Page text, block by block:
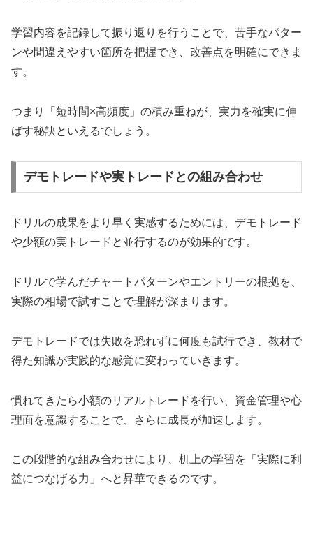
学習内容を記録して振り返りを行うことで、苦手なパター
ンや間違えやすい箇所を把握でき、改善点を明確にできま
す。
つまり「短時間×高頻度」の積み重ねが、実力を確実に伸
ばす秘訣といえるでしょう。
デモトレードや実トレードとの組み合わせ
ドリルの成果をより早く実感するためには、デモトレード
や少額の実トレードと並行するのが効果的です。
ドリルで学んだチャートパターンやエントリーの根拠を、
実際の相場で試すことで理解が深まります。
デモトレードでは失敗を恐れずに何度も試行でき、教材で
得た知識が実践的な感覚に変わっていきます。
慣れてきたら小額のリアルトレードを行い、資金管理や心
理面を意識することで、さらに成長が加速します。
この段階的な組み合わせにより、机上の学習を「実際に利
益につなげる力」へと昇華できるのです。